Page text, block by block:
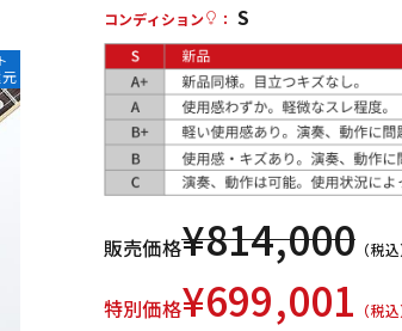
その他楽器
レコーディン
グ機器
配
機
コンディション
： S
販売価格¥814,000 （税込
特別価格¥699,001 （税込